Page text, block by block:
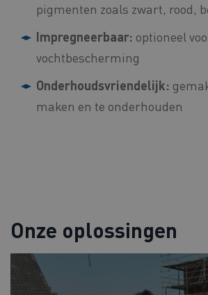
pigmenten zoals zwart, rood,
Impregneerbaar: optioneel
vochtbescherming
Onderhoudsvriendelijk:
maken en te onderhouden
Onze oplossingen